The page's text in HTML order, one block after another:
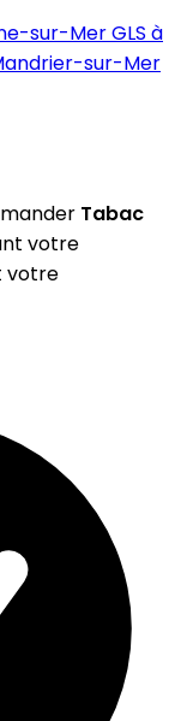
sur-MerGLS à
sur-Mer
Tabac
votre
votre